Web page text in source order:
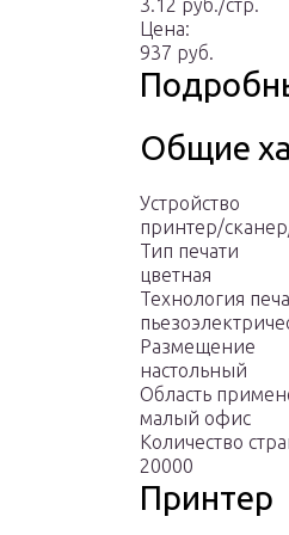
3.12 руб./стр.
Цена:
937 руб.
Общие
Устройство
принтер/
Тип печати
цветная
Технология
Размещение
настольный
Область
малый офис
Количество
20000
Принтер